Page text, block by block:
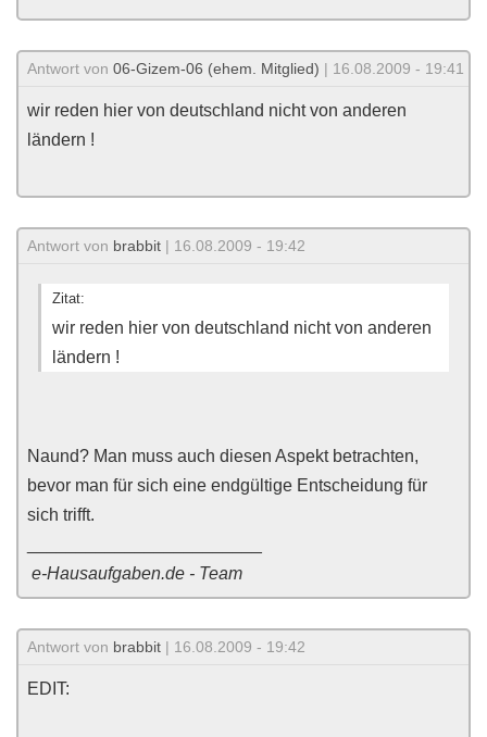
Antwort von 06-Gizem-06 (ehem. Mitglied) | 16.08.2009 - 19:41
wir reden hier von deutschland nicht von anderen
ländern !
Antwort von brabbit | 16.08.2009 - 19:42
Zitat:
wir reden hier von deutschland nicht von anderen
ländern !
Naund? Man muss auch diesen Aspekt betrachten,
bevor man für sich eine endgültige Entscheidung für
sich trifft.
e-Hausaufgaben.de - Team
Antwort von brabbit | 16.08.2009 - 19:42
EDIT: